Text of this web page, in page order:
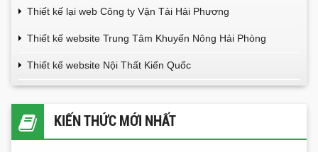
Thiết kế lại web Công ty Vận Tải Hải Phương
Thiết kế website Trung Tâm Khuyến Nông Hải Phòng
Thiết kế website Nội Thất Kiến Quốc
KIẾN THỨC MỚI NHẤT